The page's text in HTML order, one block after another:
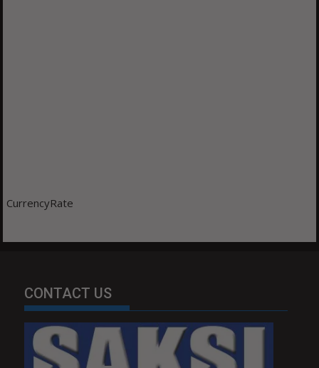
CurrencyRate
CONTACT US